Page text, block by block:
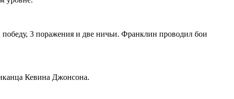
3 поражения и две ничьи. Франклин проводил бои
Кевина Джонсона.